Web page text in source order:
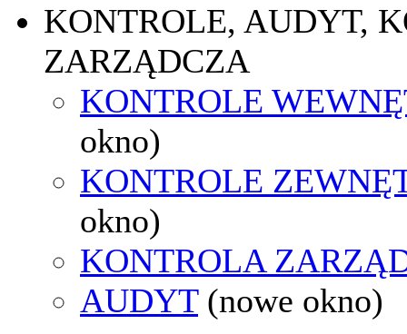
KONTROLE, AUDYT,
ZARZĄDCZA
KONTROLE
okno)
KONTROLE
okno)
KONTROLA
AUDYT (nowe okno)